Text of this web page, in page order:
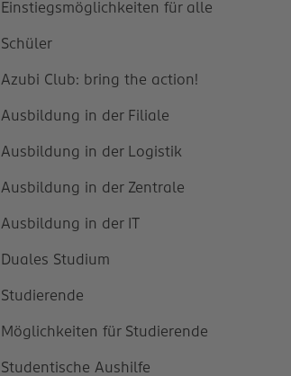
Einstiegsmöglichkeiten für alle
Schüler
Azubi Club: bring the action!
Ausbildung in der Filiale
Ausbildung in der Logistik
Ausbildung in der Zentrale
Ausbildung in der IT
Duales Studium
Studierende
Möglichkeiten für Studierende
Studentische Aushilfe